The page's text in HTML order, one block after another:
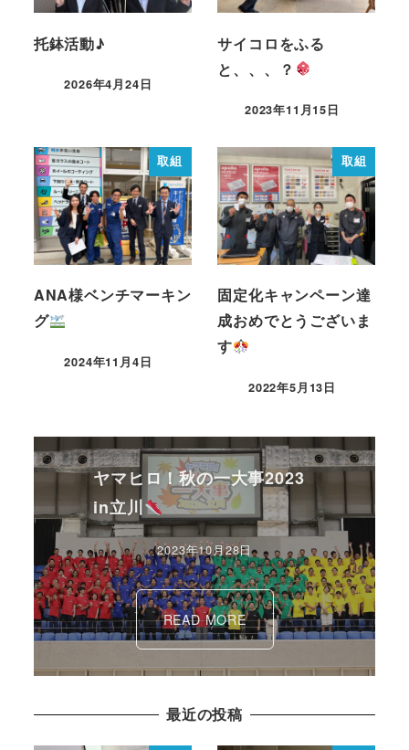
托鉢活動♪
2026年4月24日
サイコロをふる
と、、、？
2023年11月15日
取組
ANA様ベンチマーキン
グ
2024年11月4日
取組
固定化キャンペーン達
成おめでとうございま
す
2022年5月13日
ヤマヒロ！秋の一大事2023
in立川
2023年10月28日
READ MORE
最近の投稿